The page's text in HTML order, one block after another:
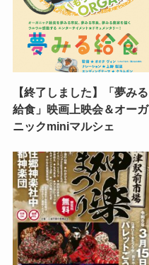
【終了しました】「夢みる
給食」映画上映会＆オーガ
ニックminiマルシェ